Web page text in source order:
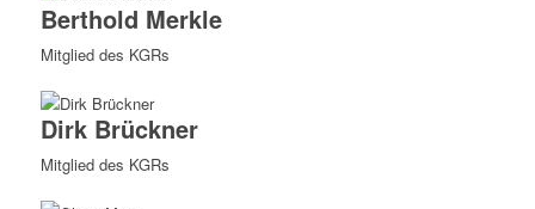
Berthold Merkle
Mitglied des KGRs
Dirk Brückner
Mitglied des KGRs